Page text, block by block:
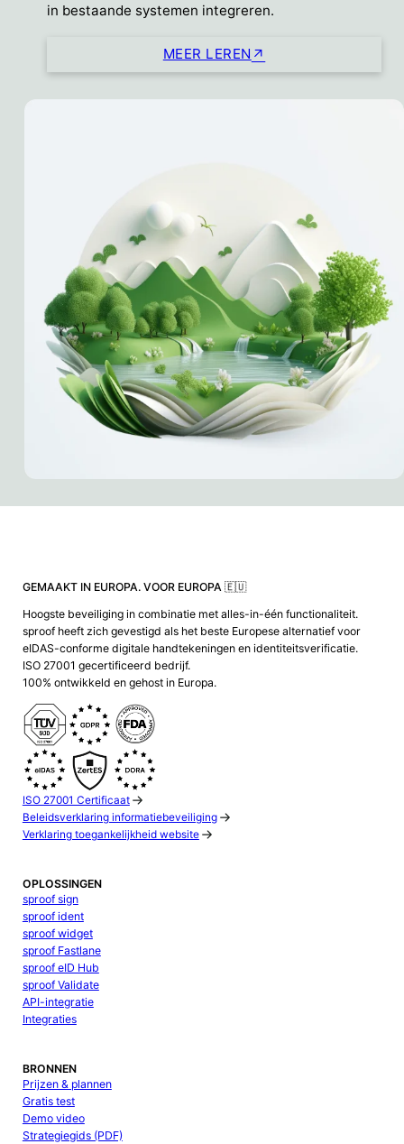
in bestaande systemen integreren.
MEER LEREN
GEMAAKT IN EUROPA. VOOR EUROPA 🇪🇺
Hoogste beveiliging in combinatie met alles-in-één functionaliteit.
sproof heeft zich gevestigd als het beste Europese alternatief voor
eIDAS-conforme digitale handtekeningen en identiteitsverificatie.
ISO 27001 gecertificeerd bedrijf.
100% ontwikkeld en gehost in Europa.
ISO 27001 Certificaat
Beleidsverklaring informatiebeveiliging
Verklaring toegankelijkheid website
OPLOSSINGEN
sproof sign
sproof ident
sproof widget
sproof Fastlane
sproof eID Hub
sproof Validate
API-integratie
Integraties
BRONNEN
Prijzen & plannen
Gratis test
Demo video
Strategiegids (PDF)